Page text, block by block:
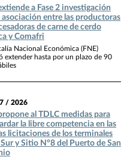
a Fase 2 investigación
asociación entre las productoras
de carne de cerdo
y Comafri
Nacional Económica (FNE)
extender hasta por un plazo de 90
/ 2026
al TDLC medidas para
la libre competencia en las
licitaciones de los terminales
y Sitio N°8 del Puerto de San